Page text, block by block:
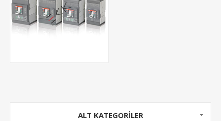
ALT KATEGORILER